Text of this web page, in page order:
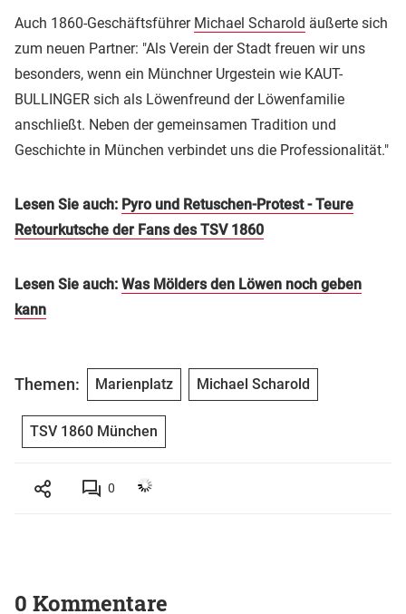
Auch 1860-Geschäftsführer Michael Scharold äußerte sich
zum neuen Partner: "Als Verein der Stadt freuen wir uns
besonders, wenn ein Münchner Urgestein wie KAUT-
BULLINGER sich als Löwenfreund der Löwenfamilie
anschließt. Neben der gemeinsamen Tradition und
Geschichte in München verbindet uns die Professionalität."
Lesen Sie auch: Pyro und Retuschen-Protest - Teure
Retourkutsche der Fans des TSV 1860
Lesen Sie auch: Was Mölders den Löwen noch geben
kann
Themen: Marienplatz Michael Scharold
TSV 1860 München
0
0 Kommentare